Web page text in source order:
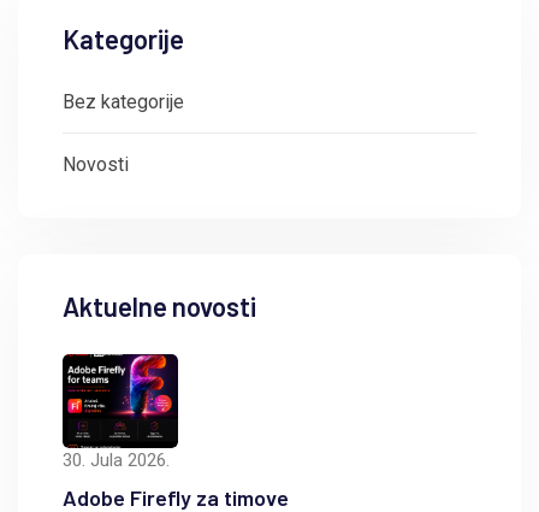
Kategorije
Bez kategorije
Novosti
Aktuelne novosti
30. Jula 2026.
Adobe Firefly za timove